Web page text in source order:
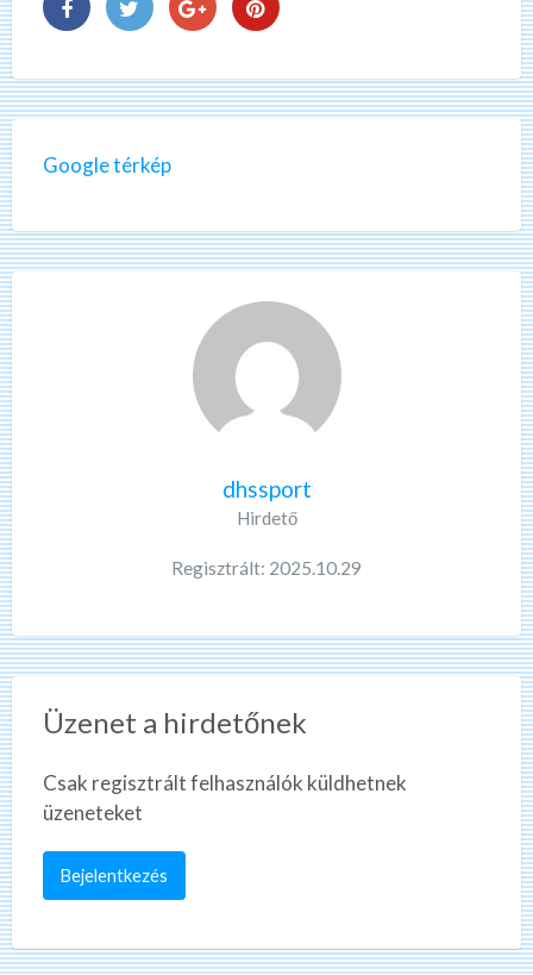
Google térkép
dhssport
Hirdető
Regisztrált: 2025.10.29
Üzenet a hirdetőnek
Csak regisztrált felhasználók küldhetnek
üzeneteket
Bejelentkezés